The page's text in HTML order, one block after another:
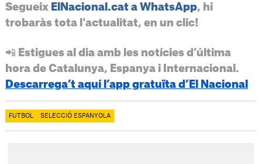
Segueix ElNacional.cat a WhatsApp, hi
trobaràs tota l'actualitat, en un clic!
📲 Estigues al dia amb les notícies d’última
hora de Catalunya, Espanya i Internacional.
Descarrega’t aquí l’app gratuïta d’El Nacional
FUTBOL SELECCIÓ ESPANYOLA